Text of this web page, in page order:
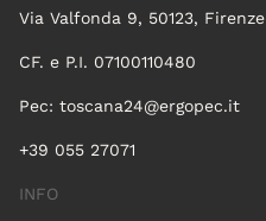
Via Valfonda 9, 50123, Firenze
CF. e P.I. 07100110480
Pec: toscana24@ergopec.it
+39 055 27071
INFO